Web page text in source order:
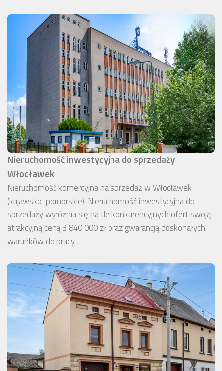
Nieruchomość inwestycyjna do sprzedaży
Włocławek
Nieruchomość komercyjna na sprzedaż w Włocławek
(kujawsko-pomorskie). Nieruchomość inwestycyjna do
sprzedaży wyróżnia się na tle konkurencyjnych ofert swoją
atrakcyjną ceną 3 840 000 zł oraz gwarancją doskonałych
warunków do pracy.